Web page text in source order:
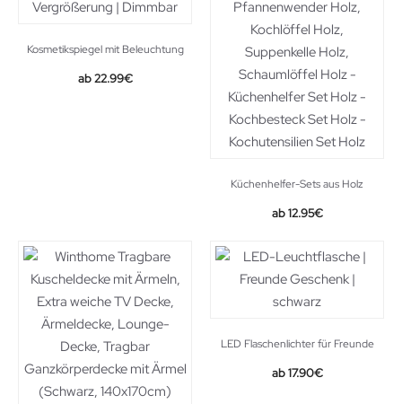
Kosmetikspiegel mit Beleuchtung
22.99€
Küchenhelfer-Sets aus Holz
12.95€
LED Flaschenlichter für Freunde
17.90€